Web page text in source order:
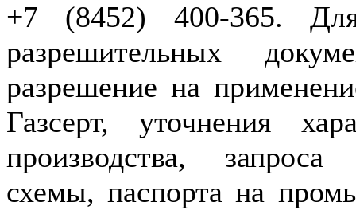
+7 (8452) 400-365.
разрешительных
разрешение на
Газсерт, уточнения
производства,
схемы, паспорта на